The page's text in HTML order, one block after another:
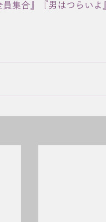
集合』『男はつらいよ